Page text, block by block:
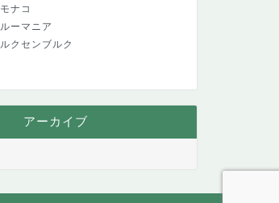
モナコ
ルーマニア
ルクセンブルク
アーカイブ